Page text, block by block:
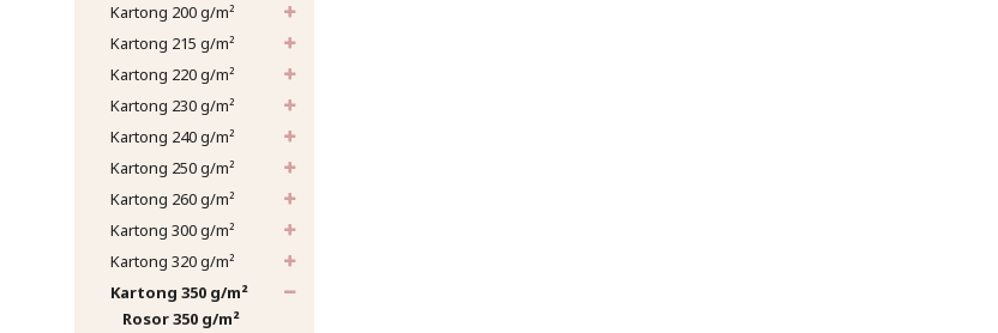
Kartong 200 g/m²
Kartong 215 g/m²
Kartong 220 g/m²
Kartong 230 g/m²
Kartong 240 g/m²
Kartong 250 g/m²
Kartong 260 g/m²
Kartong 300 g/m²
Kartong 320 g/m²
Kartong 350 g/m²
Rosor 350 g/m²